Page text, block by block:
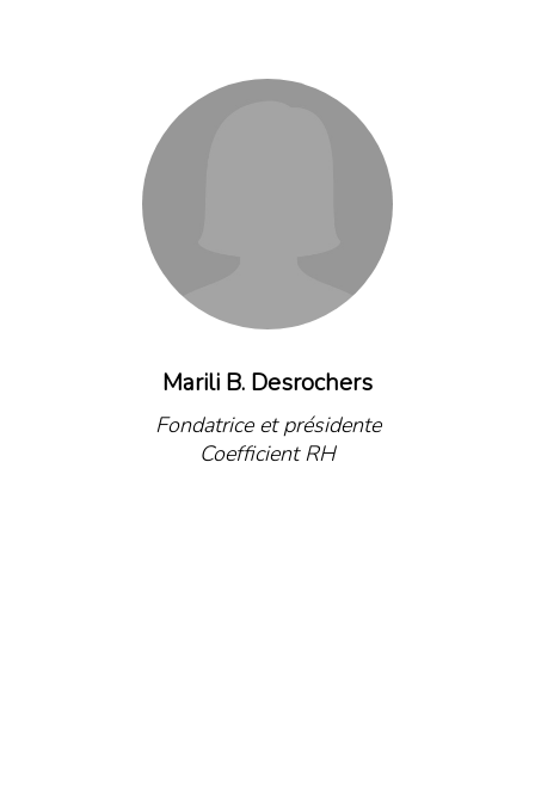
Marili B. Desrochers
Fondatrice et présidente
Coefficient RH